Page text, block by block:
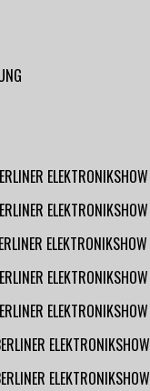
ELEKTRONIKSHOW
ELEKTRONIKSHOW
ELEKTRONIKSHOW
ELEKTRONIKSHOW
ELEKTRONIKSHOW
ELEKTRONIKSHOW
ELEKTRONIKSHOW